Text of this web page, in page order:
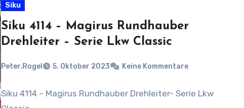
Siku
Siku 4114 – Magirus Rundhauber
Drehleiter – Serie Lkw Classic
Peter.Rogel 5. Oktober 2023 Keine Kommentare
Siku 4114 – Magirus Rundhauber Drehleiter- Serie Lkw